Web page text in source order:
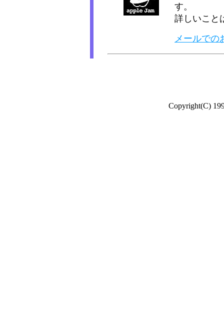
す。
詳しいこと
メールでの
Copyright(C)